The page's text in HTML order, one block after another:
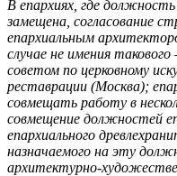
В епархиях, где
замещена, согласование
епархиальным
случае не имения
советом по церковному
реставрации (Москва);
совмещать работу в
совмещение должностей
епархиального
назначаемого на эту
архитектурно-